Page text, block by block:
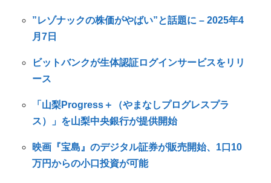
”レゾナックの株価がやばい”と話題に – 2025年4
月7日
ビットバンクが生体認証ログインサービスをリリ
ース
「山梨Progress＋（やまなしプログレスプラ
ス）」を山梨中央銀行が提供開始
映画『宝島』のデジタル証券が販売開始、1口10
万円からの小口投資が可能